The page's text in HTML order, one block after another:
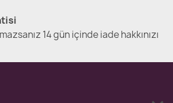
14 gün içinde iade hakkınızı